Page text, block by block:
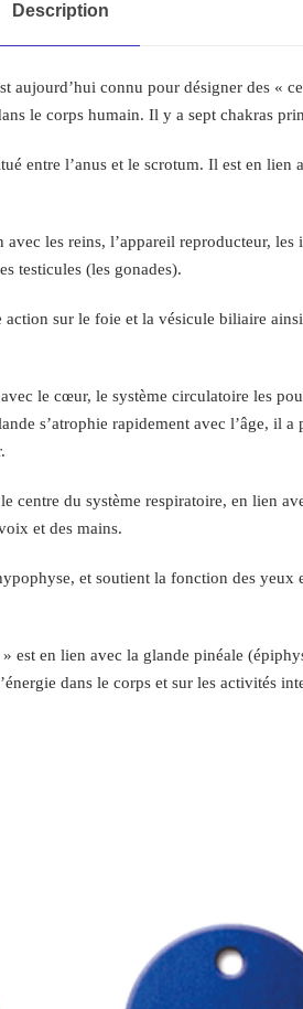
Description
connu pour désigner des «
le corps humain. Il y a sept chakras
entre l’anus et le scrotum. Il est en lien
avec les reins, l’appareil reproducteur,
testicules (les gonades).
action sur le foie et la vésicule biliaire
le cœur, le système circulatoire les
s’atrophie rapidement avec l’âge, il
centre du système respiratoire, en lien
et des mains.
et soutient la fonction des yeux
» est en lien avec la glande pinéale
dans le corps et sur les activités